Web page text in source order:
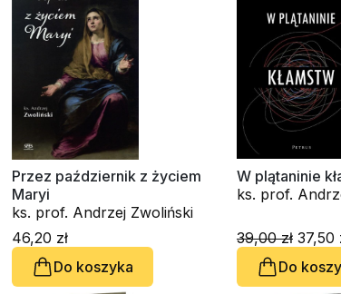
Przez październik z życiem
Maryi
ks. prof. Andrzej Zwoliński
46,20 zł
Do koszyka
W plątaninie
ks. prof.
39,00 zł 37,50
Do